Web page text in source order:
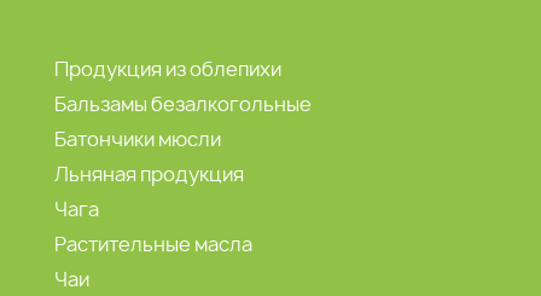
Продукция из облепихи
Бальзамы безалкогольные
Батончики мюсли
Льняная продукция
Чага
Растительные масла
Чаи